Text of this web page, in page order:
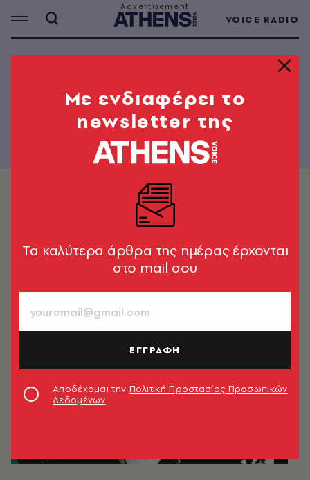
VOICE RADIO
LOOK - 11Mε ενδιαφέρει το
newsletter της
Tα καλύτερα άρθρα της ημέρας έρχονται
στο mail σου
ΕΓΓΡΑΦΗ
Αποδέχομαι την Πολιτική Προστασίας Προσωπικών
Δεδομένων